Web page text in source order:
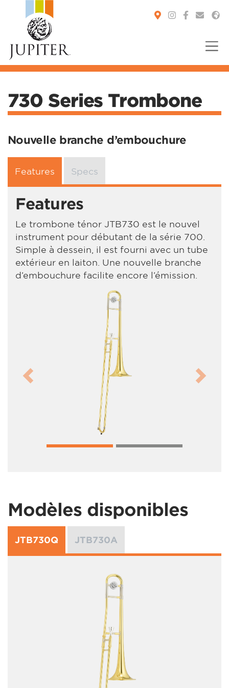
730 Series Trombone
Nouvelle branche d’embouchure
Features Specs
Features
Le trombone ténor JTB730 est le nouvel
instrument pour débutant de la série 700.
Simple à dessein, il est fourni avec un tube
extérieur en laiton. Une nouvelle branche
d’embouchure facilite encore l’émission.
Previous Next
Modèles disponibles
JTB730Q JTB730A